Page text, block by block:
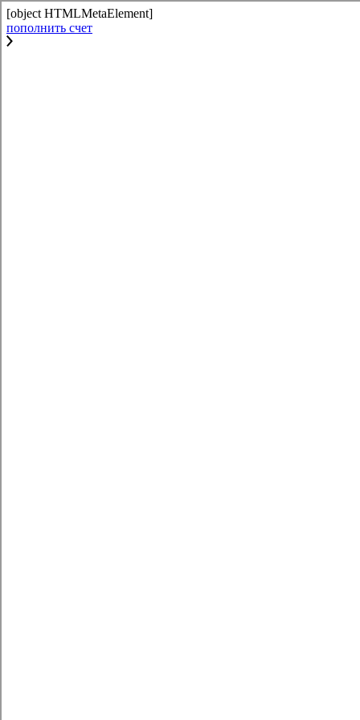
[object HTMLMetaElement]
пополнить счет